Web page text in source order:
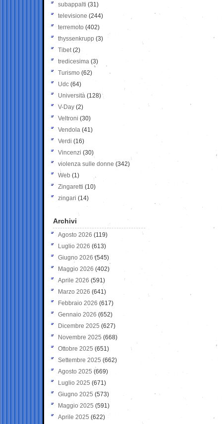
subappalti (31)
televisione(244)
terremoto (402)
thyssenkrupp (3)
Tibet(2)
tredicesima (3)
Turismo (62)
Udc (64)
Università (128)
V-Day (2)
Veltroni (30)
Vendola (41)
Verdi (16)
Vincenzi (30)
violenza sulle donne (342)
Web (1)
Zingaretti (10)
zingari (14)
Archivi
Agosto 2026 (119)
Luglio 2026 (613)
Giugno 2026 (545)
Maggio 2026 (402)
Aprile 2026 (591)
Marzo 2026 (641)
Febbraio 2026 (617)
Gennaio 2026 (652)
Dicembre 2025 (627)
Novembre 2025 (668)
Ottobre 2025 (651)
Settembre 2025 (662)
Agosto 2025 (669)
Luglio 2025 (671)
Giugno 2025 (573)
Maggio 2025 (591)
Aprile 2025 (622)